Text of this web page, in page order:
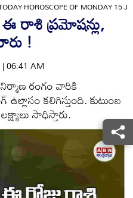
HOROSCOPE OF MONDAY 15
రాశి ప్రమోషన్లు,
!
06:41 AM
రంగం వారికి
కలిగిస్తుంది. కుటుంబ
సాధిస్తారు.